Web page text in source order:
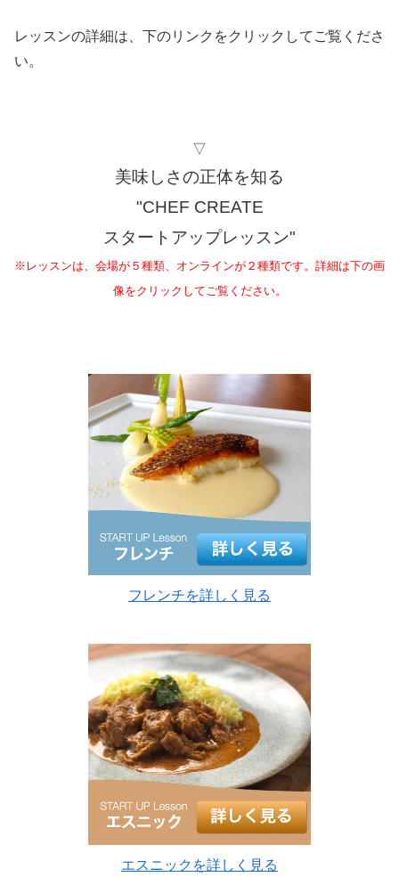
レッスンの詳細は、下のリンクをクリックしてご覧くださ
い。
▽
美味しさの正体を知る
"CHEF CREATE
スタートアップレッスン"
※レッスンは、会場が５種類、オンラインが２種類です。詳細は下の画
像をクリックしてご覧ください。
フレンチを詳しく見る
エスニックを詳しく見る